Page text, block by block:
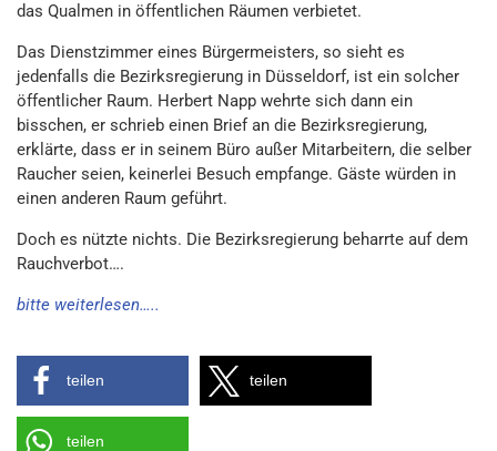
das Qualmen in öffentlichen Räumen verbietet.
Das Dienstzimmer eines Bürgermeisters, so sieht es
jedenfalls die Bezirksregierung in Düsseldorf, ist ein solcher
öffentlicher Raum. Herbert Napp wehrte sich dann ein
bisschen, er schrieb einen Brief an die Bezirksregierung,
erklärte, dass er in seinem Büro außer Mitarbeitern, die selber
Raucher seien, keinerlei Besuch empfange. Gäste würden in
einen anderen Raum geführt.
Doch es nützte nichts. Die Bezirksregierung beharrte auf dem
Rauchverbot….
bitte weiterlesen…..
teilen teilen
teilen